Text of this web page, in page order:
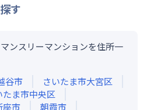
す
ンスリーマンションを住所一
谷市
さいたま市大宮区
たま市中央区
座市
朝霞市